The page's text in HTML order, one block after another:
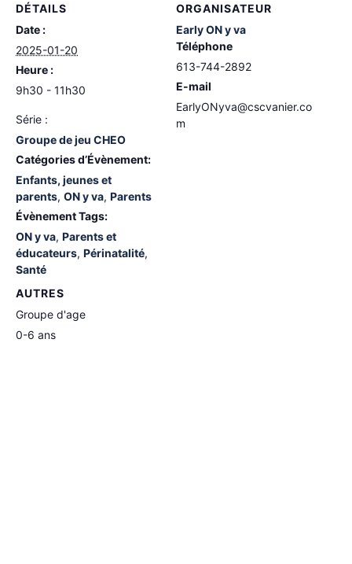
DÉTAILS
Date :
2025-01-20
Heure :
9h30 - 11h30
Série :
Groupe de jeu CHEO
Catégories d’Évènement:
Enfants, jeunes et
parents, ON y va, Parents
Évènement Tags:
ON y va, Parents et
éducateurs, Périnatalité,
Santé
ORGANISATEUR
Early ON y va
Téléphone
613-744-2892
E-mail
EarlyONyva@cscvanier.co
m
AUTRES
Groupe d'age
0-6 ans